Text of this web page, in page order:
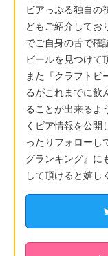
ビアっぷる独自の
どもご紹介してお
でご自身の舌で確
ビールを見つけて
また『クラフトビ
るがこれまでに飲
ることが出来るよ
くビア情報を公開
ったりフォローし
グランキング』に
して頂けると嬉し